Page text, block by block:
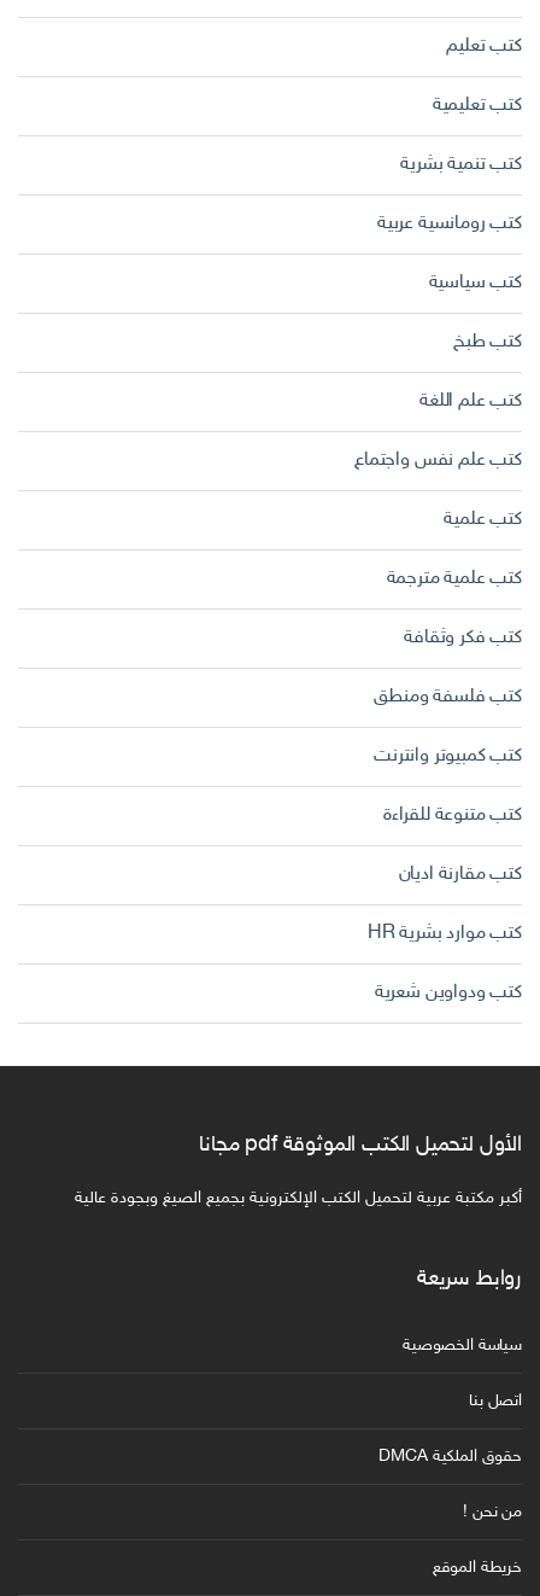
كتب تعليم
كتب تعليمية
كتب تنمية بشرية
كتب رومانسية عربية
كتب سياسية
كتب طبخ
كتب علم اللغة
كتب علم نفس واجتماع
كتب علمية
كتب علمية مترجمة
كتب فكر وثقافة
كتب فلسفة ومنطق
كتب كمبيوتر وانترنت
كتب متنوعة للقراءة
كتب مقارنة اديان
كتب موارد بشرية HR
كتب ودواوين شعرية
الأول لتحميل الكتب الموثوقة pdf مجانا
أكبر مكتبة عربية لتحميل الكتب الإلكترونية بجميع الصيغ وبجودة عالية
روابط سريعة
سياسة الخصوصية
اتصل بنا
حقوق الملكية DMCA
من نحن !
خريطة الموقع